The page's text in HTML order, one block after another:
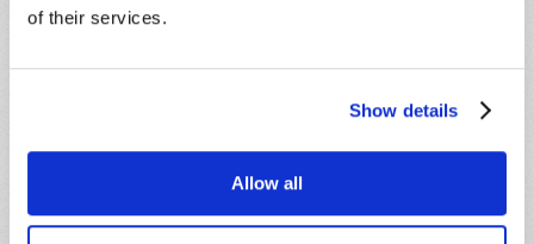
of their services.
Show details
Allow all
Corso di formazione
Datori di Lavoro, Lavoratori e Lavoratori
organizzazione e conduzione dei lavori in quota
online + parte pratica